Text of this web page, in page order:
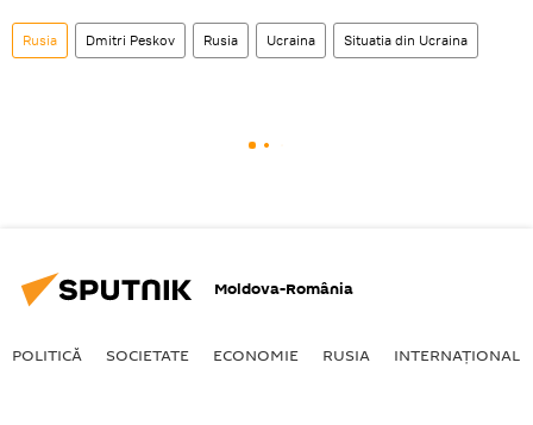
Rusia Dmitri Peskov Rusia Ucraina Situatia din Ucraina
Moldova-România
POLITICĂ SOCIETATE ECONOMIE RUSIA INTERNAŢIONAL